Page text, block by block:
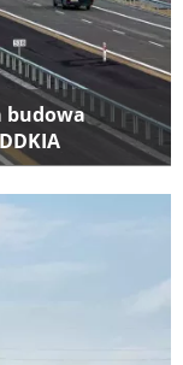
budowa